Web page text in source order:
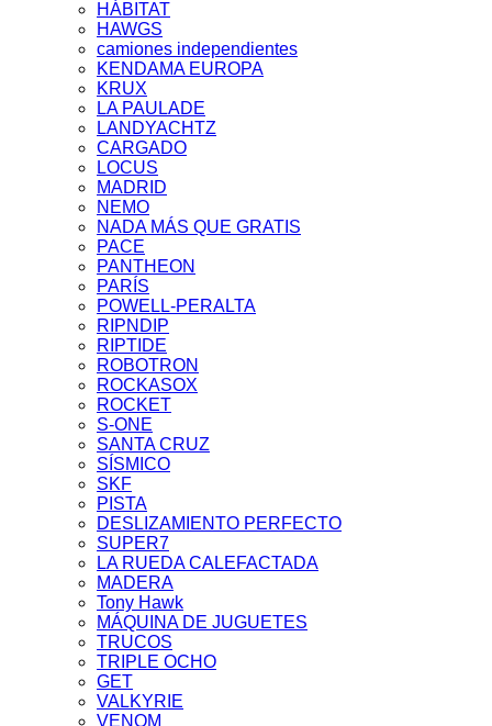
HÁBITAT
HAWGS
camiones independientes
KENDAMA EUROPA
KRUX
LA PAULADE
LANDYACHTZ
CARGADO
LOCUS
MADRID
NEMO
NADA MÁS QUE GRATIS
PACE
PANTHEON
PARÍS
POWELL-PERALTA
RIPNDIP
RIPTIDE
ROBOTRON
ROCKASOX
ROCKET
S-ONE
SANTA CRUZ
SÍSMICO
SKF
PISTA
DESLIZAMIENTO PERFECTO
SUPER7
LA RUEDA CALEFACTADA
MADERA
Tony Hawk
MÁQUINA DE JUGUETES
TRUCOS
TRIPLE OCHO
GET
VALKYRIE
VENOM